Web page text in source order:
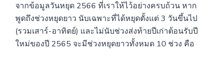
จากข้อมูลวันหยุด 2566 ที่เราให้ไว้อย่างครบถ้วน หาก
พูดถึงช่วงหยุดยาว นับเฉพาะที่ได้หยุดตั้งแต่ 3 วันขึ้นไป
(รวมเสาร์-อาทิตย์) และไม่นับช่วงส่งท้ายปีเก่าต้อนรับปี
ใหม่ของปี 2565 จะมีช่วงหยุดยาวทั้งหมด 10 ช่วง คือ